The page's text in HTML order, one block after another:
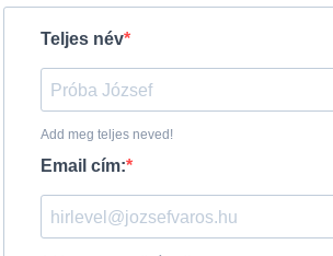
Teljes név
Add meg teljes neved!
Email cím: